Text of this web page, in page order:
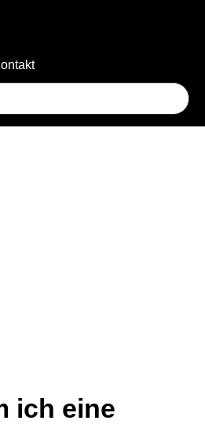
ich eine